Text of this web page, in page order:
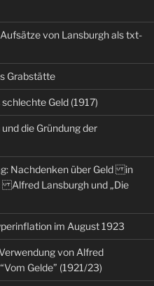
von Lansburgh als txt-
Grabstätte
Geld (1917)
die Gründung der
Nachdenken über Geld in
Alfred Lansburgh und „Die
im August 1923
von Alfred
Gelde” (1921/23)